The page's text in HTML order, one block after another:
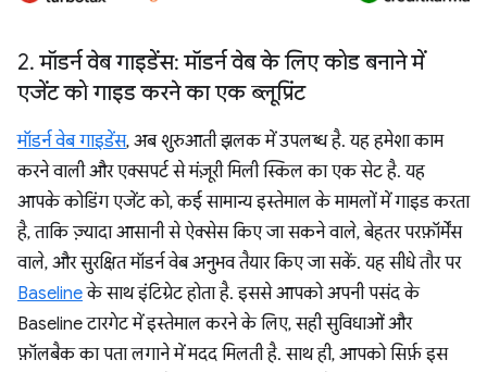
2. मॉडर्न वेब गाइडेंस: मॉडर्न वेब के लिए कोड बनाने में
एजेंट को गाइड करने का एक ब्लूप्रिंट
मॉडर्न वेब गाइडेंस, अब शुरुआती झलक में उपलब्ध है. यह हमेशा काम
करने वाली और एक्सपर्ट से मंज़ूरी मिली स्किल का एक सेट है. यह
आपके कोडिंग एजेंट को, कई सामान्य इस्तेमाल के मामलों में गाइड करता
है, ताकि ज़्यादा आसानी से ऐक्सेस किए जा सकने वाले, बेहतर परफ़ॉर्मेंस
वाले, और सुरक्षित मॉडर्न वेब अनुभव तैयार किए जा सकें. यह सीधे तौर पर
Baselineके साथ इंटिग्रेट होता है. इससे आपको अपनी पसंद के
Baseline टारगेट में इस्तेमाल करने के लिए, सही सुविधाओं और
फ़ॉलबैक का पता लगाने में मदद मिलती है. साथ ही, आपको सिर्फ़ इस